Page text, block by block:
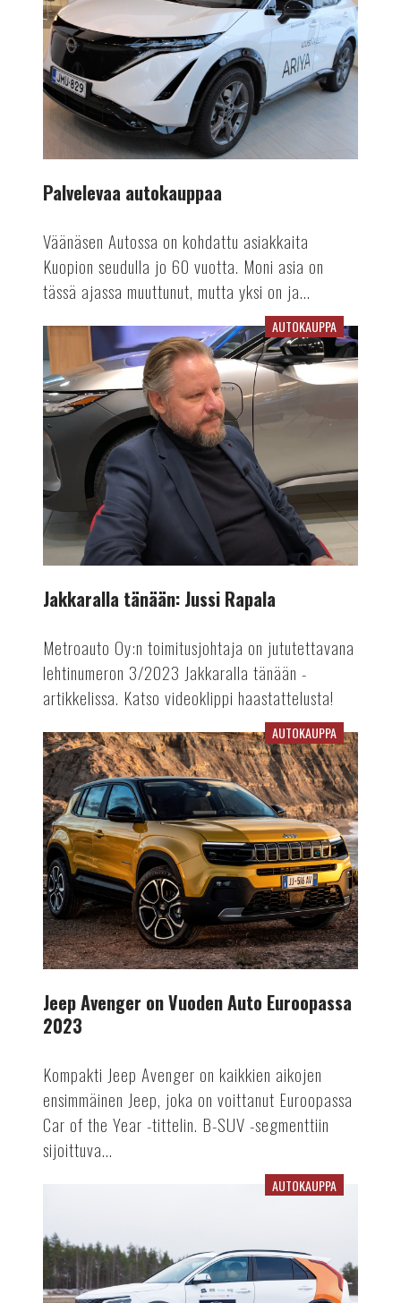
Palvelevaa autokauppaa
Väänäsen Autossa on kohdattu asiakkaita
Kuopion seudulla jo 60 vuotta. Moni asia on
tässä ajassa muuttunut, mutta yksi on ja...
Jakkaralla
tänään:
Jussi
Rapala
AUTOKAUPPA
Jakkaralla tänään: Jussi Rapala
Metroauto Oy:n toimitusjohtaja on jututettavana
lehtinumeron 3/2023 Jakkaralla tänään -
artikkelissa. Katso videoklippi haastattelusta!
Jeep
Avenger
on
Vuoden
Auto
Euroopassa
2023
AUTOKAUPPA
Jeep Avenger on Vuoden Auto Euroopassa
2023
Kompakti Jeep Avenger on kaikkien aikojen
ensimmäinen Jeep, joka on voittanut Euroopassa
Car of the Year -tittelin. B-SUV -segmenttiin
sijoittuva...
Suomessa
2023
on
AUTOKAUPPA